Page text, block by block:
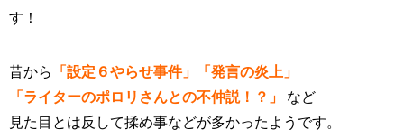
す！
昔から
「設定６やらせ事件」「発言の炎上」
「ライターのポロリさんとの不仲説！？」
など
見た目とは反して揉め事などが多かったようです。